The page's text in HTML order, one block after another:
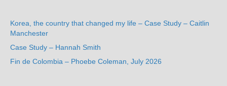
Korea, the country that changed my life – Case Study – Caitlin
Manchester
Case Study – Hannah Smith
Fin de Colombia – Phoebe Coleman, July 2026